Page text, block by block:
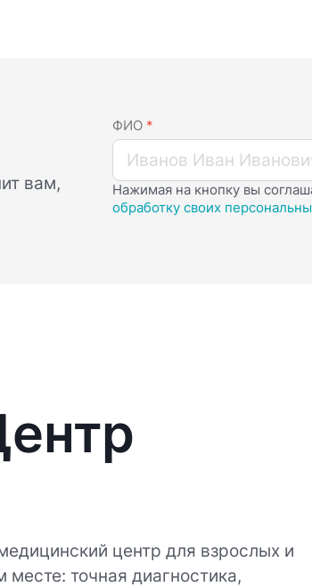
вам,
ФИО *
Нажимая на кнопку вы
обработку своих
центр для взрослых и
точная диагностика,